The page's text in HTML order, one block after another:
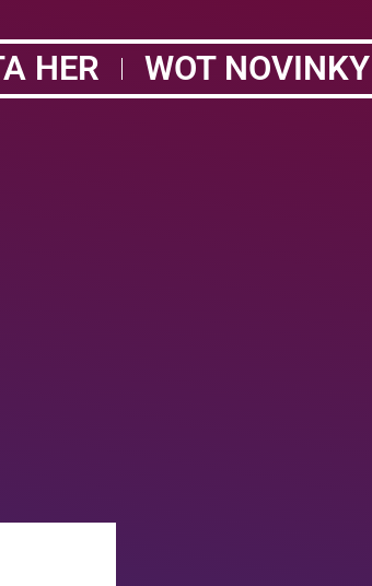
HER WOT NOVINKY